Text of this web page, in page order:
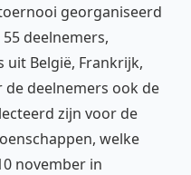
georganiseerd
deelnemers,
uit België, Frankrijk,
de deelnemers ook de
zijn voor de
welke
november in